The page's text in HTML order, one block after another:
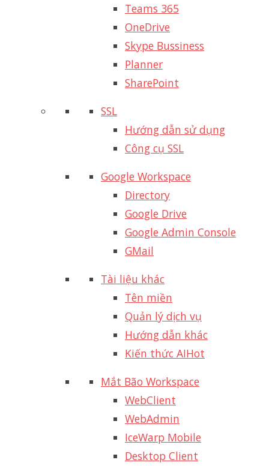
Teams 365
OneDrive
Skype Bussiness
Planner
SharePoint
SSL
Hướng dẫn sử dụng
Công cụ SSL
Google Workspace
Directory
Google Drive
Google Admin Console
GMail
Tài liệu khác
Tên miền
Quản lý dịch vụ
Hướng dẫn khác
Kiến thức AIHot
Mắt Bão Workspace
WebClient
WebAdmin
IceWarp Mobile
Desktop Client